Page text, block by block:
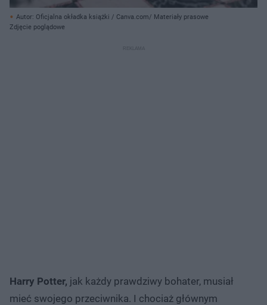
Autor: Oficjalna okładka książki / Canva.com/ Materiały prasowe
Zdjęcie poglądowe
Harry Potter, jak każdy prawdziwy bohater, musiał
mieć swojego przeciwnika. I chociaż głównym